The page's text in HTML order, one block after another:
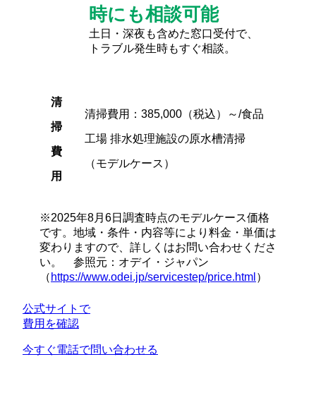
時にも相談可能
土日・深夜も含めた窓口受付で、
トラブル発生時もすぐ相談。
清
掃
費
用
清掃費用：385,000（税込）～/食品
工場 排水処理施設の原水槽清掃
（モデルケース）
※2025年8月6日調査時点のモデルケース価格
です。地域・条件・内容等により料金・単価は
変わりますので、詳しくはお問い合わせくださ
い。 参照元：オデイ・ジャパン
（ https://www.odei.jp/servicestep/price.html ）
公式サイトで
費用を確認
今すぐ電話で問い合わせる